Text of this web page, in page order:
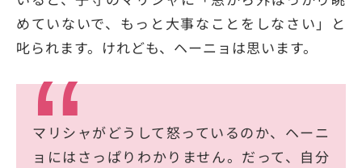
めていないで、もっと大事なことをしなさい」と
叱られます。けれども、ヘーニョは思います。
マリシャがどうして怒っているのか、ヘーニ
ョにはさっぱりわかりません。だって、自分